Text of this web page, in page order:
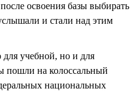
освоения базы выбирать
и стали над этим
для учебной, но и для
пошли на колоссальный
национальных